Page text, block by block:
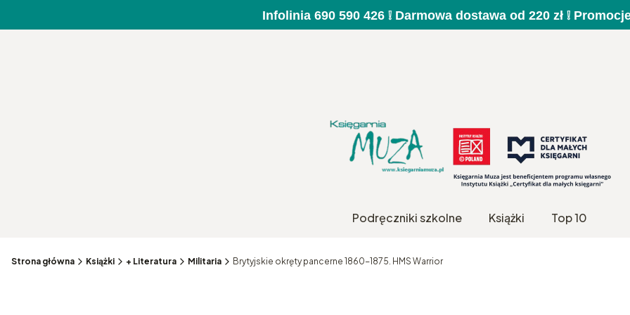
Infolinia 690 590 426 ❕ Darmowa dostawa od 220 zł ❕
Podręczniki szkolne Książki Top 10
Strona główna Książki + Literatura Militaria Brytyjskie okręty pancerne 1860-1875. HMS Warrior